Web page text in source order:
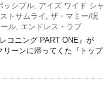
ッシブル, アイズ ワイド シャ
トサムライ , ザ・マミー/呪
ル, エンドレス・ラブ
コニング PART ONE』が
リーンに帰ってくた『トップ